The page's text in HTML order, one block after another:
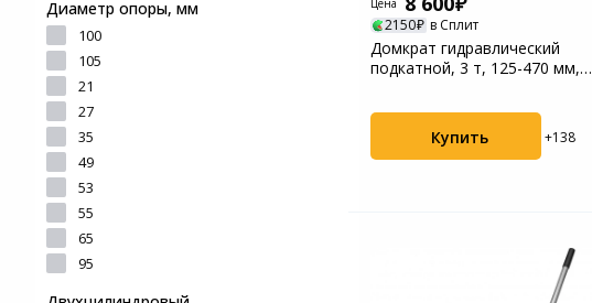
Диаметр опоры, мм
100
105
21
27
35
49
53
55
65
95
Цена
2150 в Сплит
Домкрат гидравлический
подкатной, 3 т, 125-470 мм,
Купить +138